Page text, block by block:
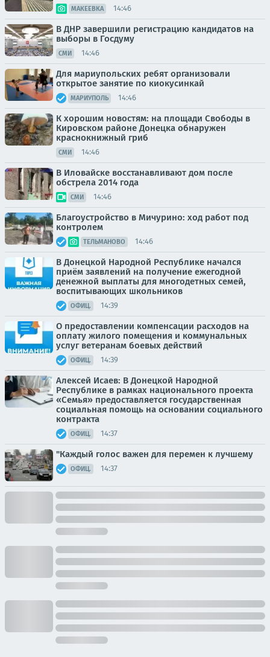
МАКЕЕВКА 14:46
В ДНР завершили регистрацию кандидатов на
выборы в Госдуму
СМИ 14:46
Для мариупольских ребят организовали
открытое занятие по киокусинкай
МАРИУПОЛЬ 14:46
К хорошим новостям: на площади Свободы в
Кировском районе Донецка обнаружен
краснокнижный гриб
СМИ 14:46
В Иловайске восстанавливают дом после
обстрела 2014 года
СМИ 14:46
Благоустройство в Мичурино: ход работ под
контролем
ТЕЛЬМАНОВО 14:46
В Донецкой Народной Республике начался
приём заявлений на получение ежегодной
денежной выплаты для многодетных семей,
воспитывающих школьников
ОФИЦ. 14:39
О предоставлении компенсации расходов на
оплату жилого помещения и коммунальных
услуг ветеранам боевых действий
ОФИЦ. 14:39
Алексей Исаев: В Донецкой Народной
Республике в рамках национального проекта
«Семья» предоставляется государственная
социальная помощь на основании социального
контракта
ОФИЦ. 14:37
"Каждый голос важен для перемен к лучшему
ОФИЦ. 14:37